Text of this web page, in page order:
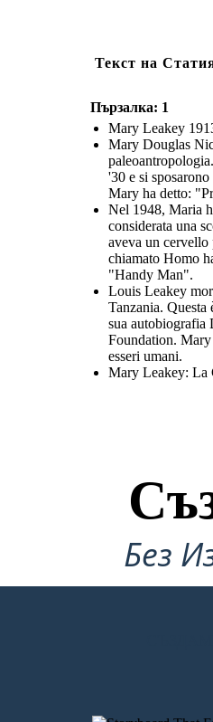
Текст на
Пързалка: 1
Mary Leakey
Mary Douglas
'30 e si
Mary ha detto:
Nel 1948, Maria
considerata una
aveva un
chiamato Homo
"Handy Man".
Louis Leakey
Tanzania.
sua autobiografia
Foundation. Mary
esseri umani.
Mary Leakey: La
Без